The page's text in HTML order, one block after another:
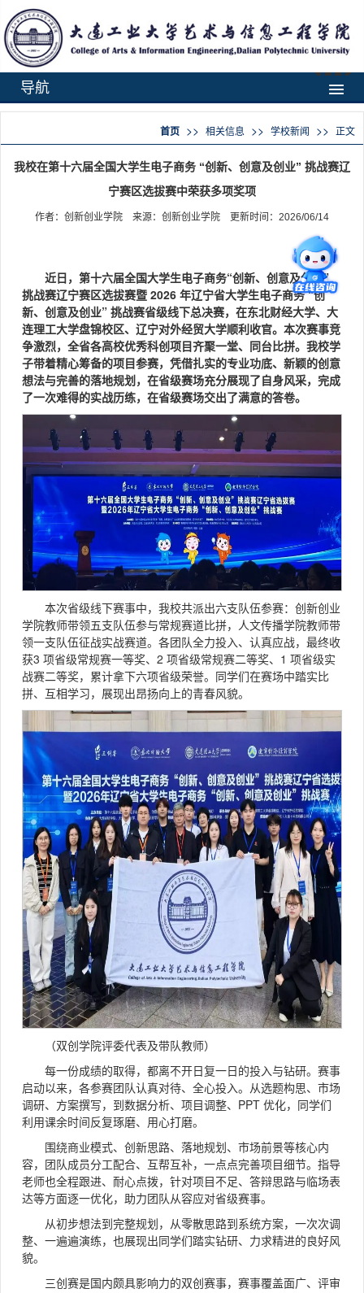
导航
首页 >> 相关信息 >> 学校新闻 >> 正文
我校在第十六届全国大学生电子商务 “创新、创意及创业” 挑战赛辽
宁赛区选拔赛中荣获多项奖项
作者：创新创业学院 来源：创新创业学院 更新时间：2026/06/14
近日，第十六届全国大学生电子商务“创新、创意及创业”
挑战赛辽宁赛区选拔赛暨 2026 年辽宁省大学生电子商务 “创
新、创意及创业” 挑战赛省级线下总决赛，在东北财经大学、大
连理工大学盘锦校区、辽宁对外经贸大学顺利收官。本次赛事竞
争激烈，全省各高校优秀科创项目齐聚一堂、同台比拼。我校学
子带着精心筹备的项目参赛，凭借扎实的专业功底、新颖的创意
想法与完善的落地规划，在省级赛场充分展现了自身风采，完成
了一次难得的实战历练，在省级赛场交出了满意的答卷。
本次省级线下赛事中，我校共派出六支队伍参赛：创新创业
学院教师带领五支队伍参与常规赛道比拼，人文传播学院教师带
领一支队伍征战实战赛道。各团队全力投入、认真应战，最终收
获3 项省级常规赛一等奖、2 项省级常规赛二等奖、1 项省级实
战赛二等奖，累计拿下六项省级荣誉。同学们在赛场中踏实比
拼、互相学习，展现出昂扬向上的青春风貌。
（双创学院评委代表及带队教师）
每一份成绩的取得，都离不开日复一日的投入与钻研。赛事
启动以来，各参赛团队认真对待、全心投入。从选题构思、市场
调研、方案撰写，到数据分析、项目调整、PPT 优化，同学们
利用课余时间反复琢磨、用心打磨。
围绕商业模式、创新思路、落地规划、市场前景等核心内
容，团队成员分工配合、互帮互补，一点点完善项目细节。指导
老师也全程跟进、耐心点拨，针对项目不足、答辩思路与临场表
达等方面逐一优化，助力团队从容应对省级赛事。
从初步想法到完整规划，从零散思路到系统方案，一次次调
整、一遍遍演练，也展现出同学们踏实钻研、力求精进的良好风
貌。
三创赛是国内颇具影响力的双创赛事，赛事覆盖面广、评审